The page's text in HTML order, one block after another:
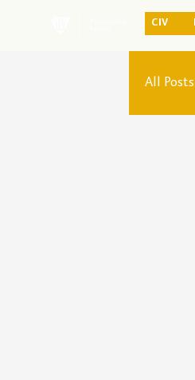
CIV
All Posts